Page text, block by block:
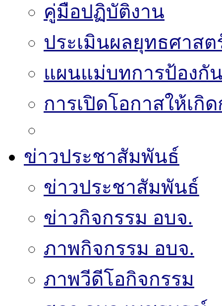
คู่มือปฏิบัติงาน
ประเมินผลยุทธศาสต
แผนแม่บทการป้องกั
การเปิดโอกาสให้เกิ
ข่าวประชาสัมพันธ์
ข่าวประชาสัมพันธ์
ข่าวกิจกรรม อบจ.
ภาพกิจกรรม อบจ.
ภาพวีดีโอกิจกรรม